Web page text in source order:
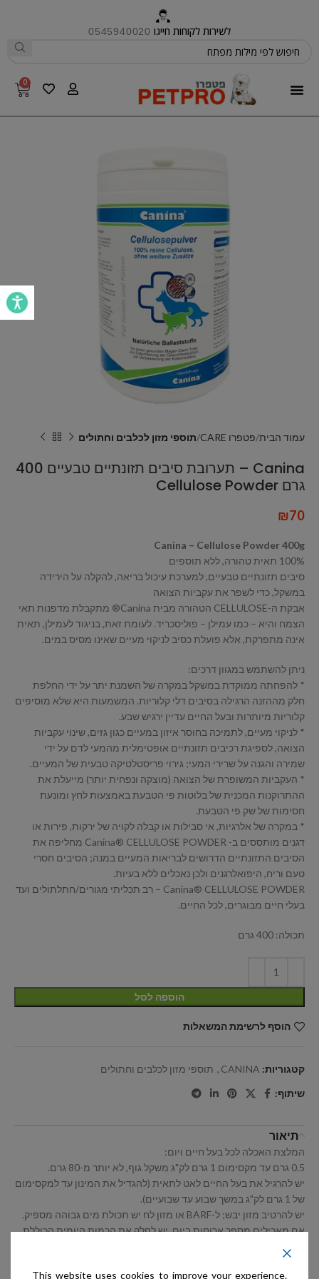
לשירות לקוחות חייגו 0545940020
0
עמוד הבית פטפרו CARE תוספי מזון לכלבים וחתולים
Canina – תערובת סיבים תזונתיים טבעיים 400
גרם Cellulose Powder
₪70
Canina – Cellulose Powder 400g
100% תאית טהורה, ללא תוספים
סיבים תזונתיים טבעיים, למערכת עיכול בריאה, להקלה על הירידה
במשקל, כדי לשפר את עקביות הצואה
אבקת ה-CELLULOSE הטהורה מבית Canina® מתקבלת מדפנות תאי
הצמח והיא – כמו עמילן – פוליסכריד. לעומת זאת, בניגוד לעמילן, תאית
אינה מתפרקת, אלא פועלת כסיב לניקוי מעיים שאינו מסיס במים.
ניתן להשתמש במגוון דרכים:
* להפחתה ממוקדת במשקל במקרה של השמנת יתר על ידי החלפת
חלק מההזנה הרגילה בסיבים דלי קלוריות. המשמעות היא שלא מוסיפים
קלוריות מיותרות ובעל החיים עדיין ירגיש שבע.
* לניקוי מעיים, לתמיכה בחוסר איזון במעיים כגון גזים, שינוי עקביות
הצואה, לספיגת רכיבים תזונתיים אופטימלית מהמעי לדם על ידי
שמירה והגנה על שרירי המעי; גירוי פריסטלטיקה טבעית של המעיים.
* העקביות המשופרת של הצואה (מוצקה ונפחית יותר) מייעלת את
ההתרוקנות המכנית של בלוטות פי הטבעת באמצעות לחץ ומונעת
חסימות של שק פי הטבעת.
* במקרה של אלרגיות, אי סבילות או קבלה לקויה של ירקות, פירות או
דגנים מותססים ב- Canina® CELLULOSE POWDER מחליפה את
הסיבים התזונתיים הדרושים לבריאות המעיים במנה; הסיבים חסרי
טעם וריח, היפואלרגנים ולכן נאכלים ללא בעיות.
Canina® CELLULOSE POWDER – רב תכליתי מגורים/חתלתולים ועד
בעלי חיים מבוגרים, לכל החיים.
תכולה: 400 גרם
הוספה לסל
הוסף לרשימת המשאלות
קטגוריות: CANINA
, תוספי מזון לכלבים וחתולים
שיתוף:
תיאור
המלצת האכלה לכל בעל חיים ויום:
0.5 גרם עד מקסימום 1 גרם לק"ג משקל גוף, לא יותר מ-80 גרם.
יש להרגיל את בעל החיים לאט לתאית (להגדיל את המינון עד למקסימום
של 1 גרם לק"ג במשך שבוע עד שבועיים).
יש להרטיב מזון יבש; ל-BARF או מזון לח יש תכולת מים גבוהה מספיק.
אם מאכילים מספר ארוחות ביום, יש לחלק את הכמות היומית הכוללת
This website uses cookies to improve your experience.